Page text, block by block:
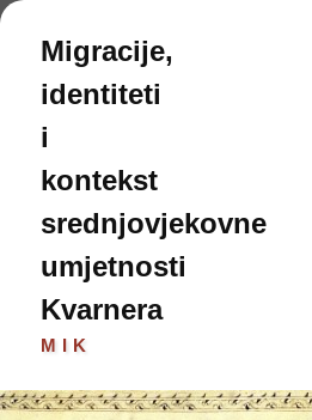
Skip
primary
content
Migracije,
identiteti
i
kontekst
srednjovjekovne
umjetnosti
Kvarnera
MIK